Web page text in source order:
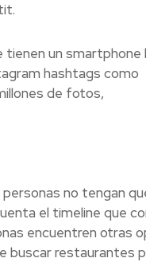
tienen un
hashtags como
de fotos,
no tengan
el timeline que
encuentren otras
buscar restaurantes